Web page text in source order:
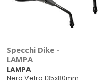
Specchi Dike -
LAMPA
LAMPA
Nero Vetro 135x80mm